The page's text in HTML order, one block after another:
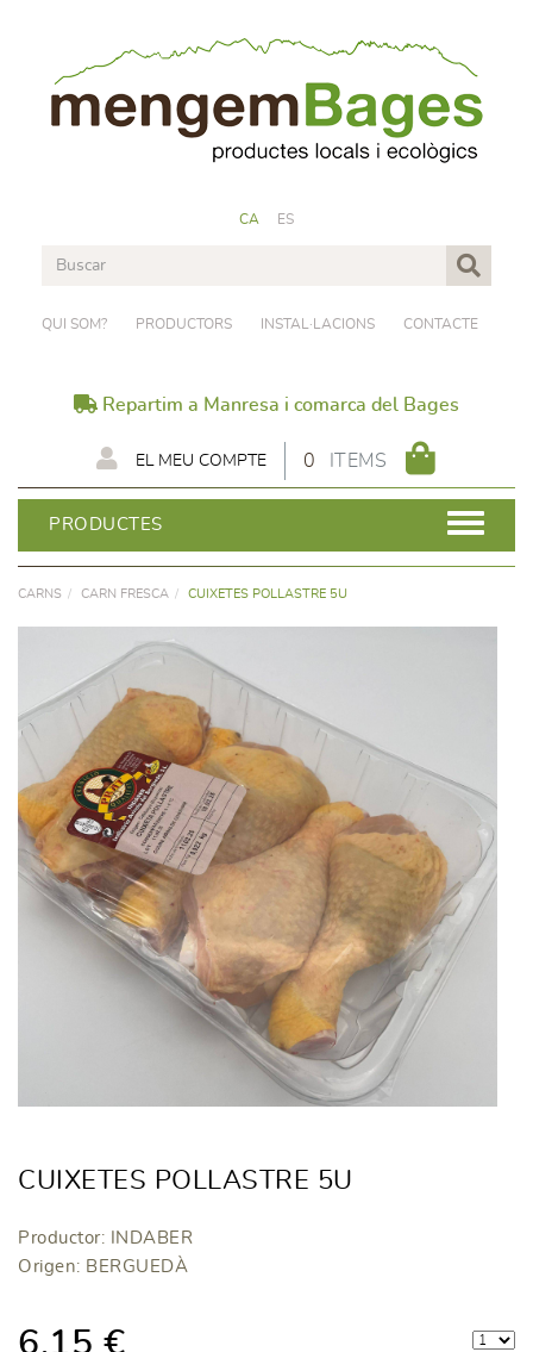
CA ES
QUI SOM? PRODUCTORS INSTAL·LACIONS CONTACTE
Repartim a Manresa i comarca del Bages
0 ITEMS
EL MEU COMPTE
PRODUCTES
CARNS CARN FRESCA CUIXETES POLLASTRE 5U
CUIXETES POLLASTRE 5U
Productor: INDABER
Origen: BERGUEDÀ
6,15 €